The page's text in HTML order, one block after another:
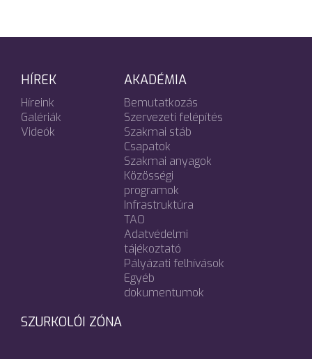
HÍREK
Híreink
Galériák
Videók
AKADÉMIA
Bemutatkozás
Szervezeti felépítés
Szakmai stáb
Csapatok
Szakmai anyagok
Közösségi
programok
Infrastruktúra
TAO
Adatvédelmi
tájékoztató
Pályázati felhívások
Egyéb
dokumentumok
SZURKOLÓI ZÓNA